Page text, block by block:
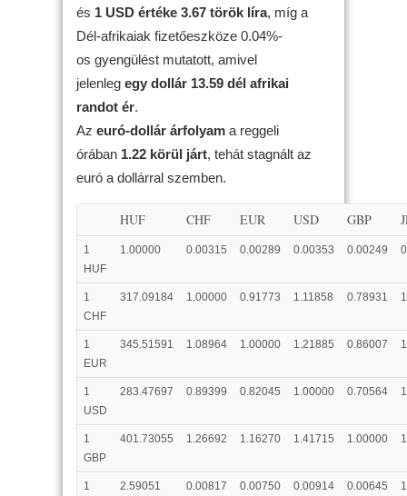
és 1 USD értéke 3.67 török líra, míg a
Dél-afrikaiak fizetőeszköze 0.04%-
os gyengülést mutatott, amivel
jelenleg egy dollár 13.59 dél afrikai
randot ér.
Az euró-dollár árfolyam a reggeli
órában 1.22 körül járt, tehát stagnált az
euró a dollárral szemben.
HUF CHF EUR USD GBP
1
HUF
1.00000 0.00315 0.00289 0.00353 0.00249
1
CHF
317.09184 1.00000 0.91773 1.11858 0.78931
1
EUR
345.51591 1.08964 1.00000 1.21885 0.86007
1
USD
283.47697 0.89399 0.82045 1.00000 0.70564
1
GBP
401.73055 1.26692 1.16270 1.41715 1.00000
1
2.59051 0.00817 0.00750 0.00914 0.00645